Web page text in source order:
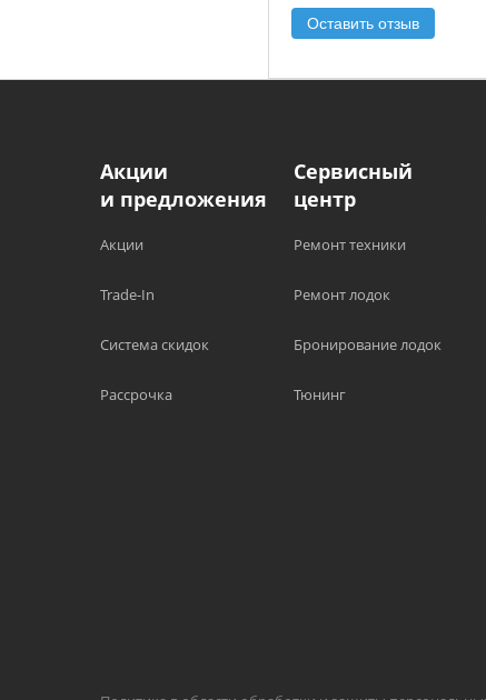
Оставить отзыв
Акции
и предложения
Акции
Trade-In
Система скидок
Рассрочка
Сервисный
центр
Ремонт техники
Ремонт лодок
Бронирование лодок
Тюнинг